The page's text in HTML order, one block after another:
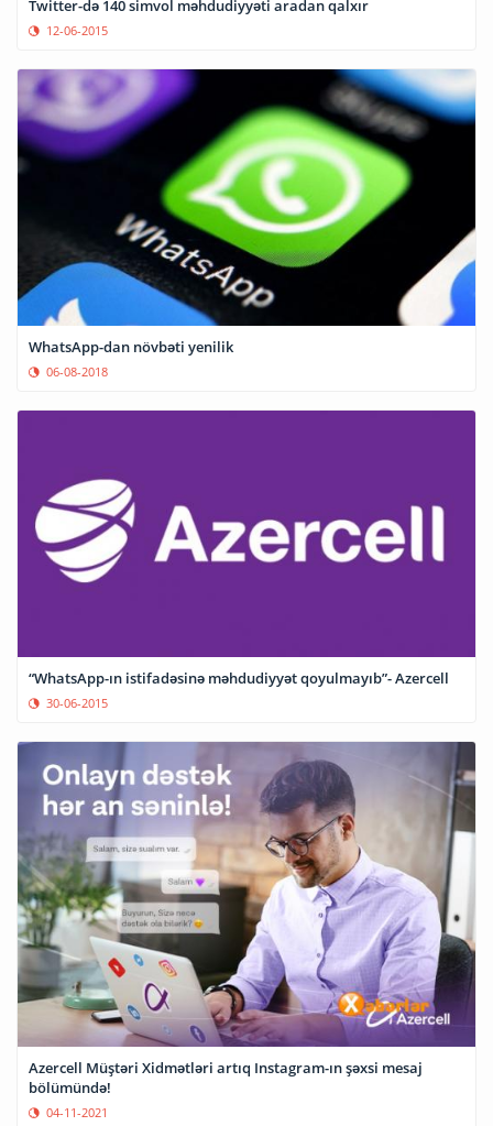
Twitter-də 140 simvol məhdudiyyəti aradan qalxır
12-06-2015
WhatsApp-dan növbəti yenilik
06-08-2018
“WhatsApp-ın istifadəsinə məhdudiyyət qoyulmayıb”- Azercell
30-06-2015
Azercell Müştəri Xidmətləri artıq Instagram-ın şəxsi mesaj
bölümündə!
04-11-2021